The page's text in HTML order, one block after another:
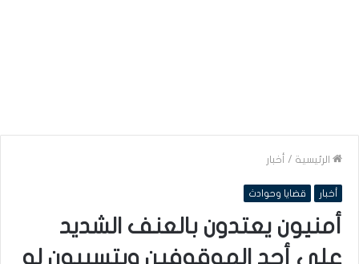
الرئيسية / أخبار
أخبار قضايا وحوادث
أمنيون يعتدون بالعنف الشديد
على أحد الموقوفين ويتسببون له